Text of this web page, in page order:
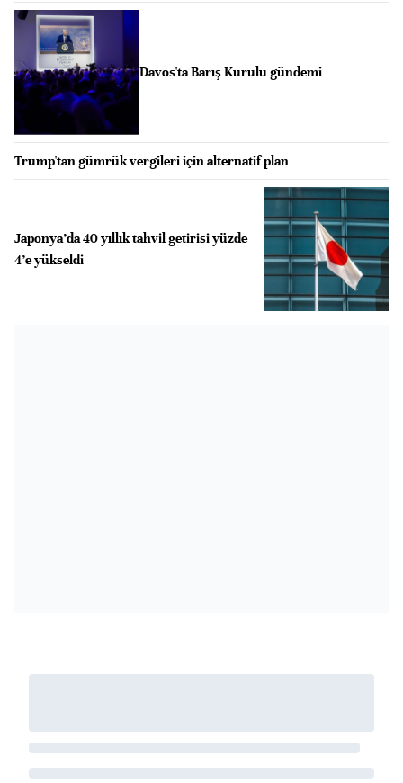
Davos'ta Barış Kurulu gündemi
Trump'tan gümrük vergileri için alternatif plan
Japonya’da 40 yıllık tahvil getirisi yüzde
4’e yükseldi